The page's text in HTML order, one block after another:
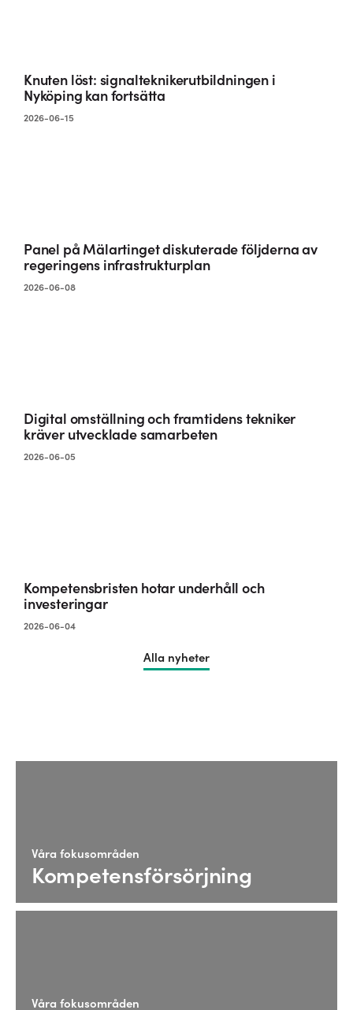
Knuten löst: signalteknikerutbildningen i
Nyköping kan fortsätta
2026-06-15
Panel på Mälartinget diskuterade följderna av
regeringens infrastrukturplan
2026-06-08
Digital omställning och framtidens tekniker
kräver utvecklade samarbeten
2026-06-05
Kompetensbristen hotar underhåll och
investeringar
2026-06-04
Alla nyheter
Våra fokusområden
Kompetensförsörjning
Våra fokusområden